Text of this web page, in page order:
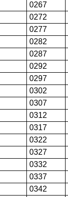
0267
0272
0277
0282
0287
0292
0297
0302
0307
0312
0317
0322
0327
0332
0337
0342